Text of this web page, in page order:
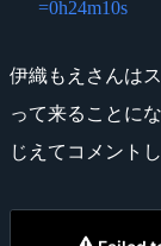
=0h24m10s
伊織もえさんは
って来ることに
じえてコメント